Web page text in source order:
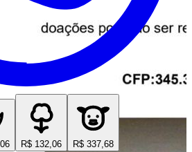
R$ 132,06 R$ 337,68